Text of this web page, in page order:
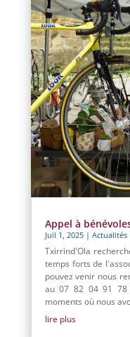
Appel à
Juil 1, 2025| Actualités
Txirrind'Ola
temps forts de
pouvez venir nous
au 07 82 04 91 78
moments où nous
lire plus